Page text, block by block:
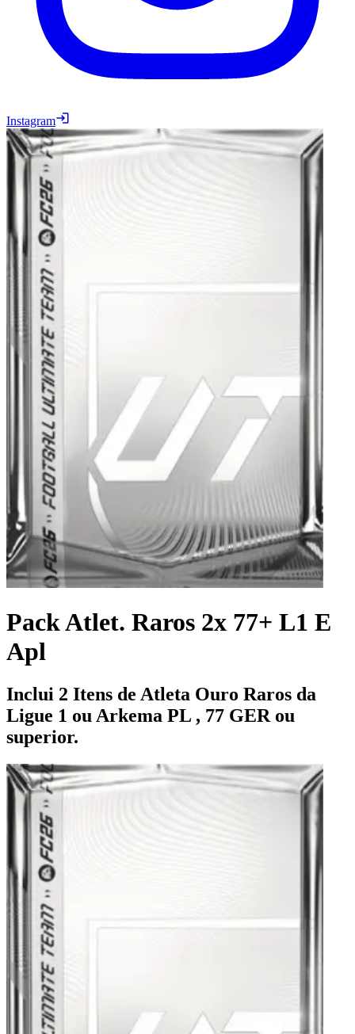
Instagram
Pack Atlet. Raros 2x 77+ L1 E
Apl
Inclui 2 Itens de Atleta Ouro Raros da
Ligue 1 ou Arkema PL , 77 GER ou
superior.